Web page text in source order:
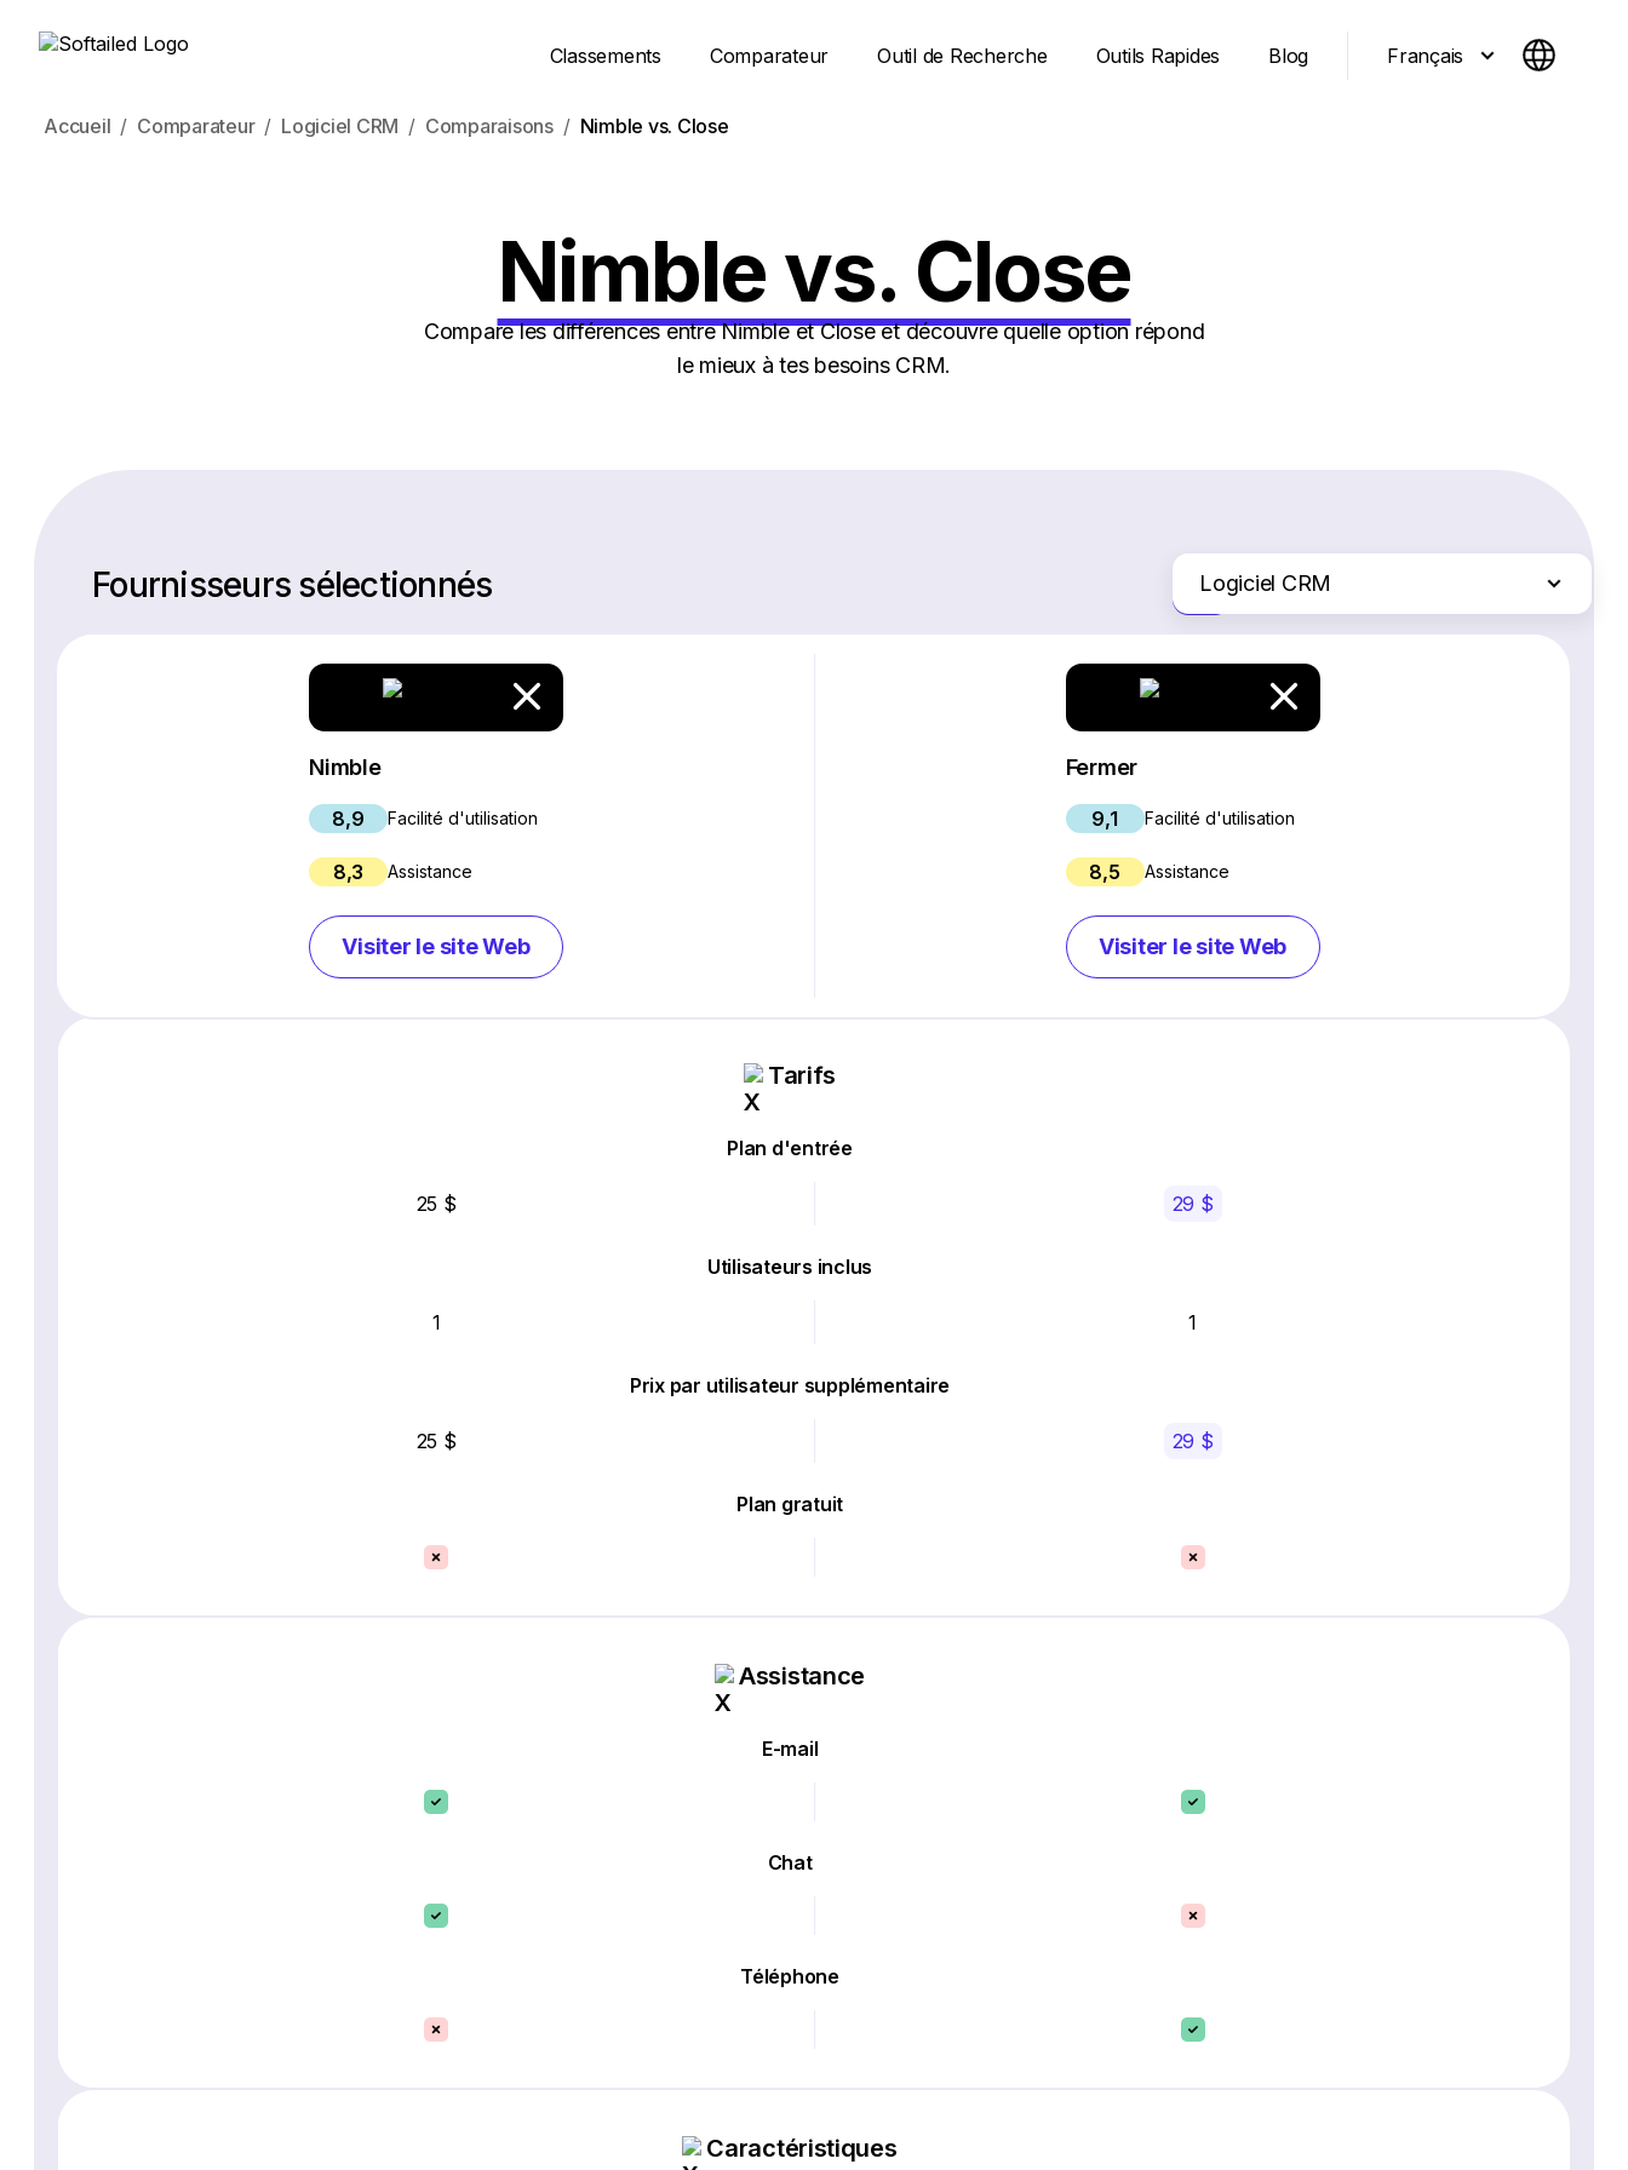
Classements Comparateur Outil de Recherche Outils Rapides Blog Français
Accueil Comparateur Logiciel CRM Comparaisons Nimble vs. Close
Nimble vs. Close
Compare les différences entre Nimble et Close et découvre quelle option répond
le mieux à tes besoins CRM.
Fournisseurs sélectionnés Logiciel CRM
Création de site Web
Logiciel de webinaires
Services d'hébergement Web
Chat en direct et chatbots
Juste les différences
Nimble
8,9 Facilité d'utilisation
8,3 Assistance
Visiter le site Web
Fermer
9,1 Facilité d'utilisation
8,5 Assistance
Visiter le site Web
Tarifs
Plan d'entrée
25 $ 29 $
Utilisateurs inclus
1 1
Prix par utilisateur supplémentaire
25 $ 29 $
Plan gratuit
Assistance
E-mail
Chat
Téléphone
Caractéristiques